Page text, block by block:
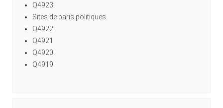
Q4923
Sites de paris politiques
Q4922
Q4921
Q4920
Q4919